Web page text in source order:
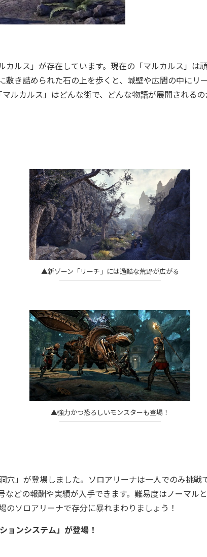
ルス」が存在しています。現在の「マルカルス」は
き詰められた石の上を歩くと、城壁や広間の中にリ
ルカルス」はどんな街で、どんな物語が展開される
▲新ゾーン「リーチ」には過酷な荒野が広がる
▲強力かつ恐ろしいモンスターも登場！
」が登場しました。ソロアリーナは一人でのみ挑戦
どの報酬や実績が入手できます。難易度はノーマル
ソロアリーナで存分に暴れまわりましょう！
ョンシステム」が登場！